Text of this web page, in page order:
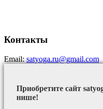
Контакты
Email:satyoga.ru@gmail.com
Приобретите сайт
нише!